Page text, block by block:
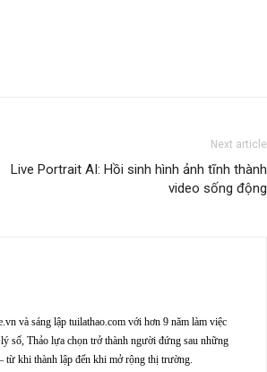
Next article
Live Portrait AI: Hồi sinh hình ảnh tĩnh thành
video sống động
và sáng lập tuilathao.com với hơn 9 năm làm việc
số, Thảo lựa chọn trở thành người đứng sau những
từ khi thành lập đến khi mở rộng thị trường.